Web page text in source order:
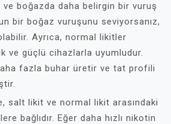
ve boğazda daha belirgin bir vuruş
bir boğaz vuruşunu seviyorsanız,
Ayrıca, normal likitler
ve güçlü cihazlarla uyumludur.
fazla buhar üretir ve tat profili
salt likit ve normal likit arasındaki
bağlıdır. Eğer daha hızlı nikotin